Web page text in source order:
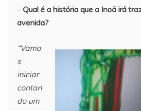
– Qual é a história que a Inoã irá
avenida?
“Vamo
s
iniciar
contan
do um